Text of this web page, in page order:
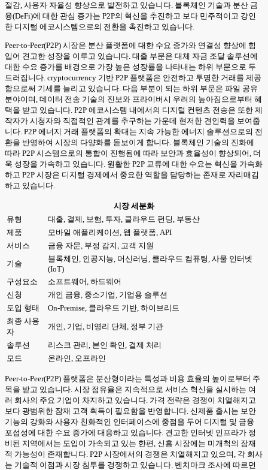
절감, 사용자 자율성 향상으로 발전하고 있습니다. 블록체인 기술과 분산 금
융(DeFi)에 대한 관심 증가는 P2P의 혁신을 추진하고 보다 민주적이고 강인
한 디지털 에코시스템으로의 전환을 촉진하고 있습니다.
Peer-to-Peer(P2P) 시장은 분산 플랫폼에 대한 수요 증가와 연결성 향상에 힘
입어 견고한 성장을 이루고 있습니다. 대출 부문은 대체 자금 조달 솔루션에
대한 수요 증가를 배경으로 가장 높은 성장률을 나타내는 하위 부문으로 두
드러집니다. cryptocurrency 기반 P2P 플랫폼은 안전하고 투명한 거래를 제공
함으로써 기세를 늘리고 있습니다. 다음 부분이 되는 하위 부문은 파일 공유
분야이며, 데이터 전송 기술의 진보와 프라이버시 우려의 높아짐으로부터 혜
택을 받고 있습니다. P2P 에코시스템 내에서의 디지털 컨텐츠 전송은 또한 제
작자가 시청자와 직접적인 관계를 추구하는 가운데 현저한 견인력을 보여줍
니다. P2P 에너지 거래 플랫폼의 확대는 지속 가능한 에너지 솔루션으로의 전
환을 반영하여 시장의 다양화를 돋보이게 합니다. 블록체인 기술의 진화에
따라 P2P 시스템으로의 통합이 진행됨에 따라 보안과 효율성이 향상되어, 더
욱 성장을 가속하고 있습니다. 원활한 P2P 교류에 대한 수요는 혁신을 가속화
하고 P2P 시장은 디지털 경제에서 중요한 역할을 담당하는 존재로 자리매김
하고 있습니다.
시장 세분화
유형
대출, 결제, 보험, 투자, 클라우드 펀딩, 부동산
제품
모바일 애플리케이션, 웹 플랫폼, API
서비스
금융 자문, 부정 감지, 고객 지원
기술
블록체인, 인공지능, 머신러닝, 클라우드 컴퓨팅, 사물 인터넷
(IoT)
구성요소
소프트웨어, 하드웨어
신청
개인 금융, 중소기업, 기업용 솔루션
도입 형태
On-Premise, 클라우드 기반, 하이브리드
최종 사용
자
개인, 기업, 비영리 단체, 정부 기관
솔루션
리스크 관리, 본인 확인, 결제 처리
모드
온라인, 오프라인
Peer-to-Peer(P2P) 플랫폼은 분산형이라는 특성과 비용 효율의 높이로부터 주
목을 받고 있습니다. 시장 점유율은 지속적으로 서비스 혁신을 실시하는 여
러 회사의 주요 기업이 차지하고 있습니다. 가격 전략은 경쟁이 치열해지고
보다 광범위한 잠재 고객 획득이 필요함을 반영합니다. 신제품 출시는 보안
기능의 강화와 사용자 친화적인 인터페이스에 중점을 두어 디지털 및 금융
포섭성에 대한 수요 증가에 대응하고 있습니다. 견고한 인터넷 인프라가 정
비된 지역에서는 도입이 가속되고 있는 한편, 신흥 시장에는 미개척의 잠재
적 가능성이 존재합니다. P2P 시장에서의 경쟁은 치열해지고 있으며, 각 회사
는 기술적 이점과 시장 침투를 경쟁하고 있습니다. 벤치마크 조사에 따르면